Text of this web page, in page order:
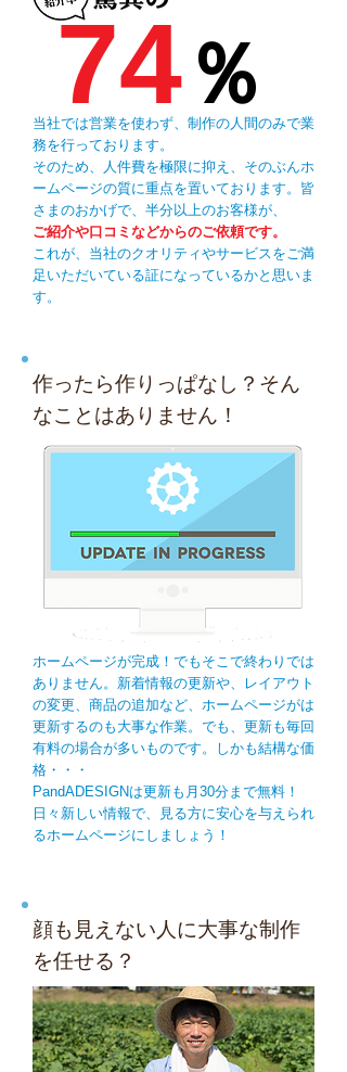
当社では営業を使わず、制作の人間のみで業
務を行っております。
そのため、人件費を極限に抑え、そのぶんホ
ームページの質に重点を置いております。 皆
さまのおかげで、 半分以上のお客様が、
ご紹介や口コミなどからのご依頼です。
これが、当社のクオリティやサービスをご満
足いただいている証になっているかと思いま
す。
74％
作ったら作りっぱなし？そん
なことはありません！
ホームページが完成！でもそこで終わりでは
ありません。新着情報の更新や、レイアウト
の変更、商品の追加など、ホームページがは
更新するのも大事な作業。 でも、更新も毎回
有料の場合が多いものです。しかも結構な価
格・・・
PandADESIGNは更新も月30分まで無料！
日々新しい情報で、見る方に安心を与えられ
るホームページにしましょう！
顔も見えない人に大事な制作
を任せる？